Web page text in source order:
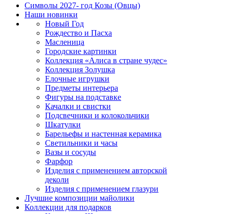
Символы 2027- год Козы (Овцы)
Наши новинки
Новый Год
Рождество и Пасха
Масленица
Городские картинки
Коллекция «Алиса в стране чудес»
Коллекция Золушка
Елочные игрушки
Предметы интерьера
Фигуры на подставке
Качалки и свистки
Подсвечники и колокольчики
Шкатулки
Барельефы и настенная керамика
Светильники и часы
Вазы и сосуды
Фарфор
Изделия с применением авторской
деколи
Изделия с применением глазури
Лучшие композиции майолики
Коллекции для подарков